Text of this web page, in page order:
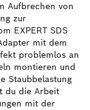
Aufbrechen von
zur
EXPERT SDS
mit dem
problemlos an
montieren und
Staubbelastung
du die Arbeit
mit der